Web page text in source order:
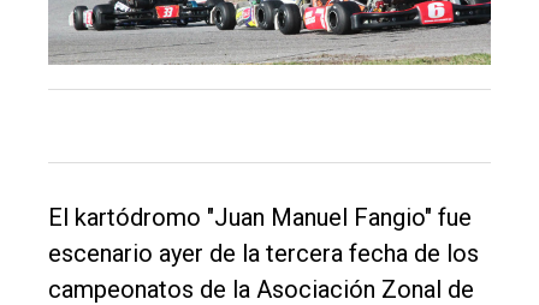
El kartódromo "Juan Manuel Fangio" fue
escenario ayer de la tercera fecha de los
campeonatos de la Asociación Zonal de